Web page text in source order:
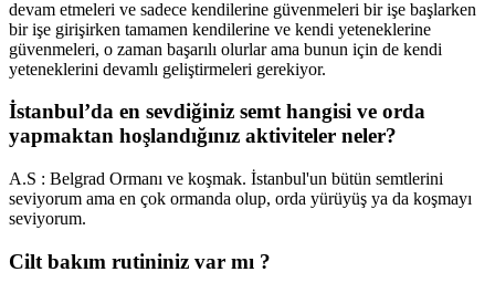
devam etmeleri ve sadece kendilerine güvenmeleri bir işe başlarken
bir işe girişirken tamamen kendilerine ve kendi yeteneklerine
güvenmeleri, o zaman başarılı olurlar ama bunun için de kendi
yeteneklerini devamlı geliştirmeleri gerekiyor.
İstanbul’da en sevdiğiniz semt hangisi ve orda
yapmaktan hoşlandığınız aktiviteler neler?
A.S : Belgrad Ormanı ve koşmak. İstanbul'un bütün semtlerini
seviyorum ama en çok ormanda olup, orda yürüyüş ya da koşmayı
seviyorum.
Cilt bakım rutininiz var mı ?